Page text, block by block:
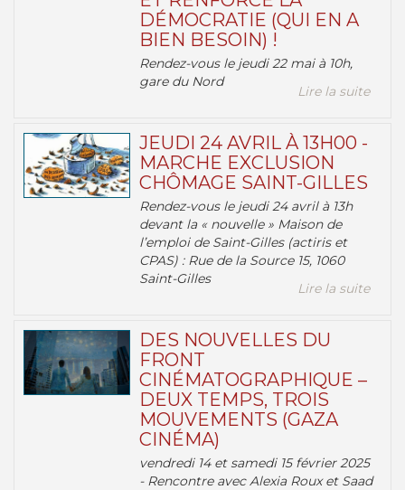
DÉMOCRATIE (QUI EN A
BIEN BESOIN) !
Rendez-vous le jeudi 22 mai à 10h,
gare du Nord
Lire la suite
JEUDI 24 AVRIL À 13H00 -
MARCHE EXCLUSION
CHÔMAGE SAINT-GILLES
Rendez-vous le jeudi 24 avril à 13h
devant la « nouvelle » Maison de
l’emploi de Saint-Gilles (actiris et
CPAS) : Rue de la Source 15, 1060
Saint-Gilles
Lire la suite
DES NOUVELLES DU
FRONT
CINÉMATOGRAPHIQUE –
DEUX TEMPS, TROIS
MOUVEMENTS (GAZA
CINÉMA)
vendredi 14 et samedi 15 février 2025
- Rencontre avec Alexia Roux et Saad